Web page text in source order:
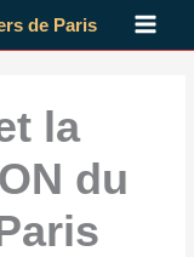
de Paris
la
du